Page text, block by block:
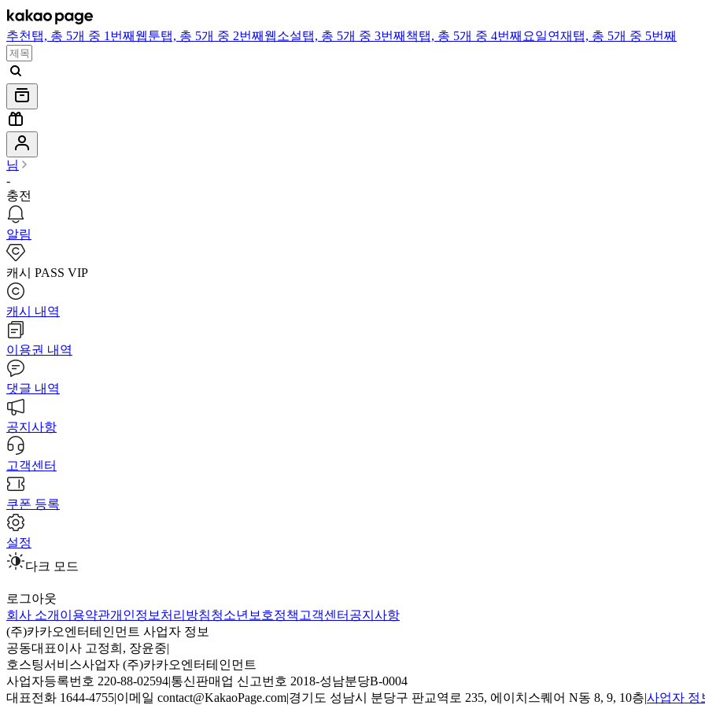
추천 탭, 총 5개 중 1번째 웹툰탭, 총 5개 중 2번째 웹소설탭, 총 5개 중 3번째 책탭, 총 5개 중 4번째 요일연재 탭, 총 5개 중 5번째
님
-
충전
알림
캐시 PASS VIP
캐시 내역
이용권 내역
댓글 내역
공지사항
고객센터
쿠폰 등록
설정
다크 모드
로그아웃
회사 소개 이용약관개인정보처리방침청소년보호정책 고객센터 공지사항
(주)카카오엔터테인먼트 사업자 정보
공동대표이사 고정희, 장윤중|
호스팅서비스사업자 (주)카카오엔터테인먼트
사업자등록번호 220-88-02594|통신판매업 신고번호 2018-성남분당B-0004
대표전화 1644-4755|이메일 contact@KakaoPage.com|경기도 성남시 분당구 판교역로 235, 에이치스퀘어 N동 8, 9, 10층|사업자 정